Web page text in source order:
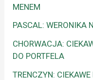
MENEM
PASCAL: WERONIKA
CHORWACJA:
DO PORTFELA
TRENCZYN: